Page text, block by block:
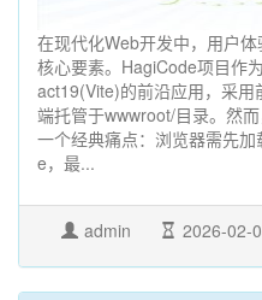
在现代化Web开发中，用户
核心要素。HagiCode项目作
act19(Vite)的前沿应用，采
端托管于wwwroot/目录。然
一个经典痛点：浏览器需先
e，最...
admin 2026-02-